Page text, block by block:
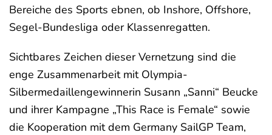
Bereiche des Sports ebnen, ob Inshore, Offshore,
Segel-Bundesliga oder Klassenregatten.
Sichtbares Zeichen dieser Vernetzung sind die
enge Zusammenarbeit mit Olympia-
Silbermedaillengewinnerin Susann „Sanni“ Beucke
und ihrer Kampagne „This Race is Female“ sowie
die Kooperation mit dem Germany SailGP Team,